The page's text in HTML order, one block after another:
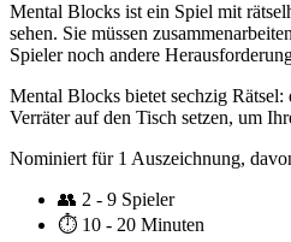
Mental Blocks ist ein Spiel mit
sehen. Sie müssen
Spieler noch andere
Mental Blocks bietet sechzig
Verräter auf den Tisch setzen, um
Nominiert für 1 Auszeichnung,
👥 2 - 9 Spieler
⏱️ 10 - 20 Minuten